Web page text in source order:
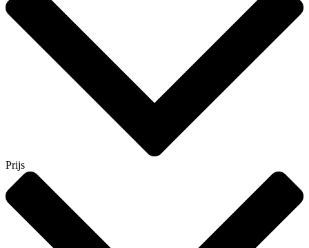
Prijs